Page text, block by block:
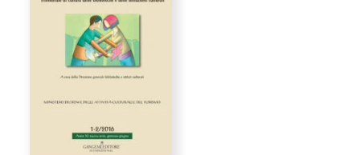
Proposte di pubblicazione
Newsletter